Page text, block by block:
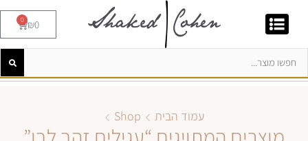
₪0
0
עמוד הבית Shop